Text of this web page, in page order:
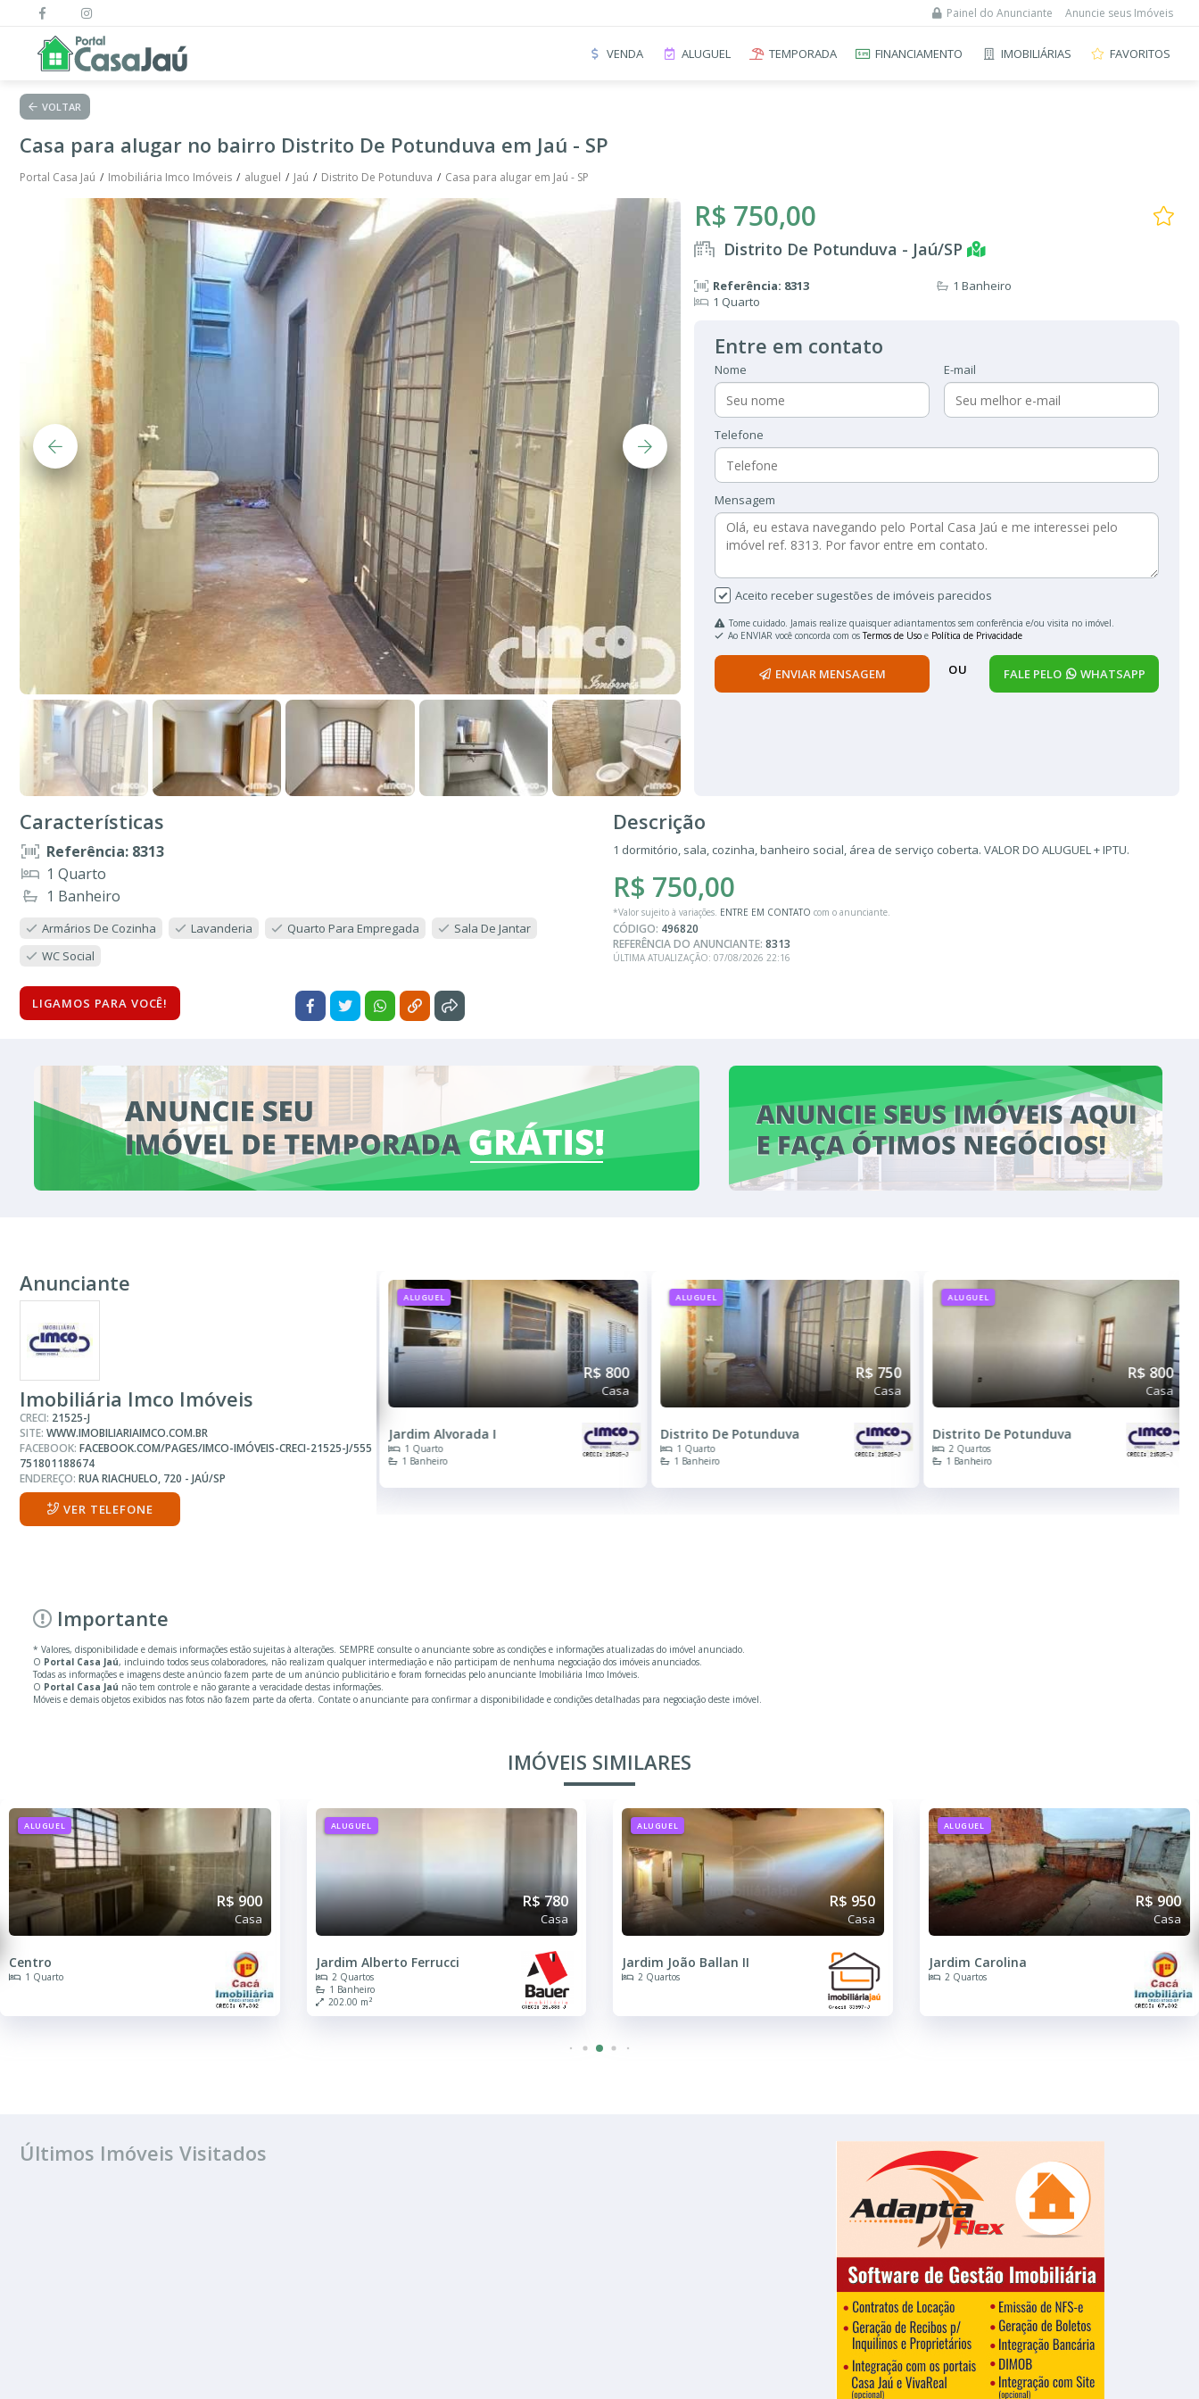
Painel do Anunciante Anuncie seus Imóveis
VENDA ALUGUEL TEMPORADA FINANCIAMENTO IMOBILIÁRIAS FAVORITOS
VOLTAR
Casa para alugar no bairro Distrito De Potunduva em Jaú - SP
Portal Casa Jaú Imobiliária Imco Imóveis aluguel Jaú Distrito De Potunduva Casa para alugar em Jaú - SP
R$ 750,00
Distrito De Potunduva - Jaú/SP
Referência: 8313
1 Quarto
1 Banheiro
Entre em contato
Nome E-mail
Telefone
Mensagem
Aceito receber sugestões de imóveis parecidos
Tome cuidado. Jamais realize quaisquer adiantamentos sem conferência e/ou visita no imóvel.
Ao ENVIAR você concorda com osTermos de Uso e Política de Privacidade
ENVIAR MENSAGEM OU FALE PELO WHATSAPP
Características
Referência: 8313
1 Quarto
1 Banheiro
Armários De Cozinha Lavanderia Quarto Para Empregada
Sala De Jantar
WC Social
LIGAMOS PARA VOCÊ!
Descrição
1 dormitório, sala, cozinha, banheiro social, área de serviço coberta. VALOR DO ALUGUEL + IPTU.
R$ 750,00
*Valor sujeito à variações. ENTRE EM CONTATO com o anunciante.
CÓDIGO: 496820
REFERÊNCIA DO ANUNCIANTE: 8313
ÚLTIMA ATUALIZAÇÃO: 07/08/2026 22:16
Anunciante
Imobiliária Imco Imóveis
CRECI: 21525-J
SITE: WWW.IMOBILIARIAIMCO.COM.BR
FACEBOOK: FACEBOOK.COM/PAGES/IMCO-IMÓVEIS-CRECI-21525-J/555
751801188674
ENDEREÇO: RUA RIACHUELO, 720 - JAÚ/SP
VER TELEFONE
Casa
Jardim Alvorada I
1 Quarto
ALUGUEL
R$ 750
Casa
Distrito De Potunduva
1 Quarto
1 Banheiro
ALUGUEL
R$ 800
Casa
Distrito De Potunduva
2 Quartos
1 Banheiro
Veja Todos os Imóveis
Imobiliária Imco Imóveis
Importante
* Valores, disponibilidade e demais informações estão sujeitas à alterações. SEMPRE consulte o anunciante sobre as condições e informações atualizadas do imóvel anunciado.
O Portal Casa Jaú, incluindo todos seus colaboradores, não realizam qualquer intermediação e não participam de nenhuma negociação dos imóveis anunciados.
Todas as informações e imagens deste anúncio fazem parte de um anúncio publicitário e foram fornecidas pelo anunciante Imobiliária Imco Imóveis.
O Portal Casa Jaú não tem controle e não garante a veracidade destas informações.
Móveis e demais objetos exibidos nas fotos não fazem parte da oferta. Contate o anunciante para confirmar a disponibilidade e condições detalhadas para negociação deste imóvel.
IMÓVEIS SIMILARES
ALUGUEL
R$ 780
Casa
Jardim Alberto Ferrucci
2 Quartos
ALUGUEL
R$ 950
Casa
Jardim João Ballan II
2 Quartos
ALUGUEL
R$ 900
Casa
Jardim Carolina
2 Quartos
ALUGUEL
R$ 800
Casa
Vila Carvalho
1 Quarto
Últimos Imóveis Visitados